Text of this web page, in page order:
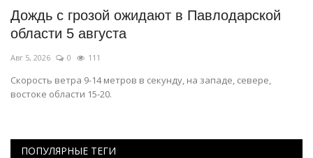
Дождь с грозой ожидают в Павлодарской
области 5 августа
Авг 5, 2026 0 111
Скорость ветра 9-14 метров в секунду, на западе, севере,
востоке области 15-20.
ПОПУЛЯРНЫЕ ТЕГИ